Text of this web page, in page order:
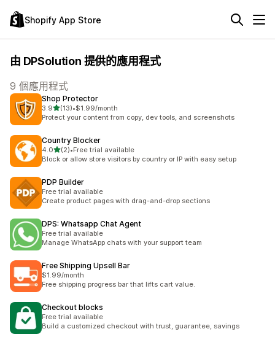
Shopify App Store
由 DPSolution 提供的應用程式
9 個應用程式
Shop Protector
3.9滿分 5 顆星
(13)
共有 13 則評價
•$1.99/month
Protect your content from copy, dev tools, and screenshots
Country Blocker
4.0滿分 5 顆星
(2)
共有 2 則評價
•Free trial available
Block or allow store visitors by country or IP with easy setup
PDP Builder
Free trial available
Create product pages with drag-and-drop sections
DPS: Whatsapp Chat Agent
Free trial available
Manage WhatsApp chats with your support team
Free Shipping Upsell Bar
$1.99/month
Free shipping progress bar that lifts cart value.
Checkout blocks
Free trial available
Build a customized checkout with trust, guarantee, savings